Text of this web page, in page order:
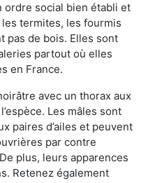
ordre social bien établi et
termites, les fourmis
pas de bois. Elles sont
partout où elles
en France.
avec un thorax aux
Les mâles sont
paires d’ailes et peuvent
par contre
plus, leurs apparences
Retenez également